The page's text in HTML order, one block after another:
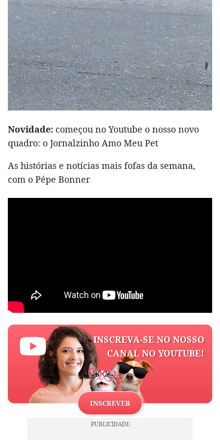
Novidade: começou no Youtube o nosso novo
quadro: o Jornalzinho Amo Meu Pet
As histórias e notícias mais fofas da semana,
com o Pépe Bonner
INSCREVA-SE NO NOSSO
CANAL NO YOUTUBE!
INSCREVER